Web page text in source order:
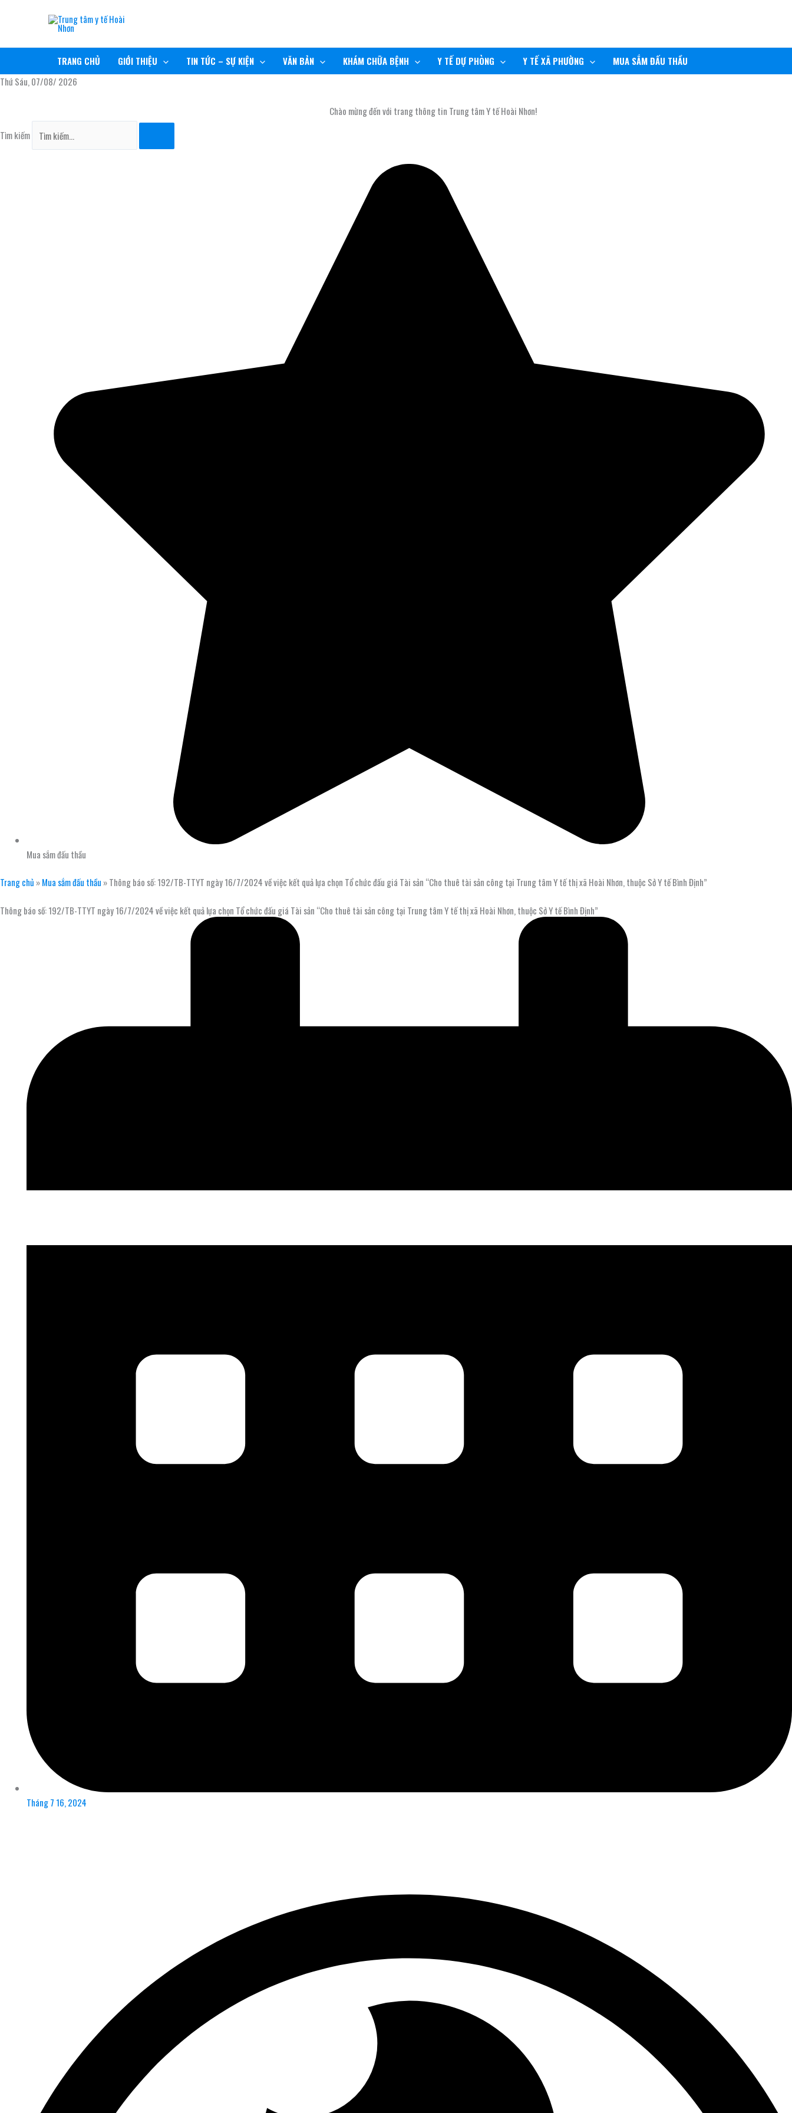
dung
TRANG CHỦ GIỚI THIỆU TIN TỨC – SỰ KIỆN VĂN BẢN KHÁM CHỮA BỆNH Y TẾ DỰ PHÒNG Y TẾ XÃ PHƯỜNG
MUA SẮM ĐẤU THẦU
Thứ Sáu, 07/08/ 2026
Chào mừng đến với trang thông tin Trung tâm Y tế Hoài Nhơn!
Tìm kiếm
Mua sắm đấu thầu
Trang chủ »Mua sắm đấu thầu »Thông báo số: 192/TB-TTYT ngày 16/7/2024 về việc kết quả lựa chọn Tổ chức đấu giá Tài sản “Cho thuê tài sản công tại Trung tâm Y tế thị xã Hoài Nhơn, thuộc Sở Y tế Bình Định”
Thông báo số: 192/TB-TTYT ngày 16/7/2024 về việc kết quả lựa chọn Tổ chức đấu giá Tài sản “Cho thuê tài sản công tại Trung tâm Y tế thị xã Hoài Nhơn, thuộc Sở Y tế Bình Định”
Tháng 7 16, 2024